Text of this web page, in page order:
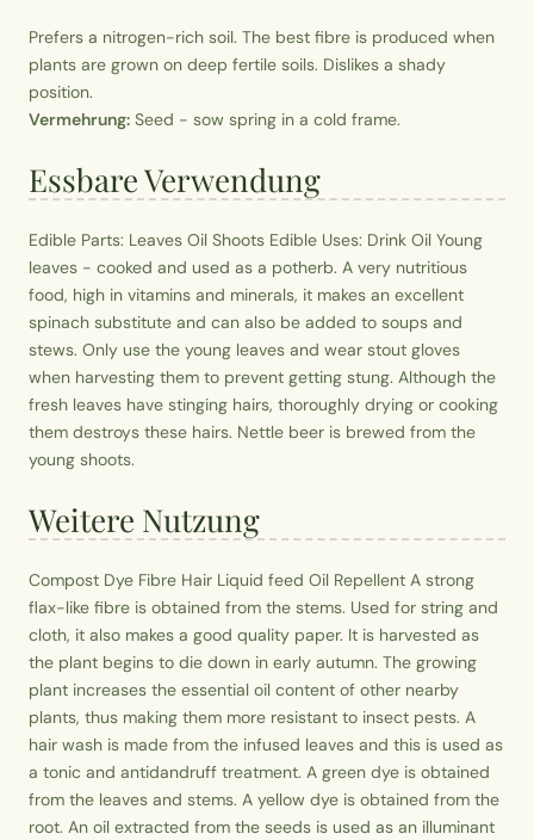
Prefers a nitrogen-rich soil. The best fibre is produced when
plants are grown on deep fertile soils. Dislikes a shady
position.
Vermehrung: Seed - sow spring in a cold frame.
Essbare Verwendung
Edible Parts: Leaves Oil Shoots Edible Uses: Drink Oil Young
leaves - cooked and used as a potherb. A very nutritious
food, high in vitamins and minerals, it makes an excellent
spinach substitute and can also be added to soups and
stews. Only use the young leaves and wear stout gloves
when harvesting them to prevent getting stung. Although the
fresh leaves have stinging hairs, thoroughly drying or cooking
them destroys these hairs. Nettle beer is brewed from the
young shoots.
Weitere Nutzung
Compost Dye Fibre Hair Liquid feed Oil Repellent A strong
flax-like fibre is obtained from the stems. Used for string and
cloth, it also makes a good quality paper. It is harvested as
the plant begins to die down in early autumn. The growing
plant increases the essential oil content of other nearby
plants, thus making them more resistant to insect pests. A
hair wash is made from the infused leaves and this is used as
a tonic and antidandruff treatment. A green dye is obtained
from the leaves and stems. A yellow dye is obtained from the
root. An oil extracted from the seeds is used as an illuminant